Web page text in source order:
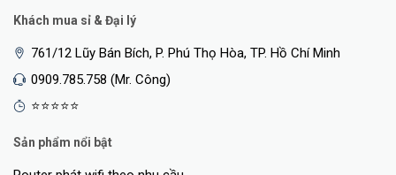
Khách mua sỉ & Đại lý
761/12 Lũy Bán Bích, P. Phú Thọ Hòa, TP. Hồ Chí Minh
0909.785.758 (Mr. Công)
⭐⭐⭐⭐⭐
Sản phẩm nổi bật